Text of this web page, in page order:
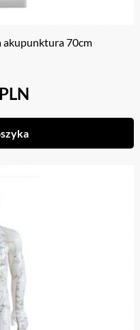
akupunktura 70cm